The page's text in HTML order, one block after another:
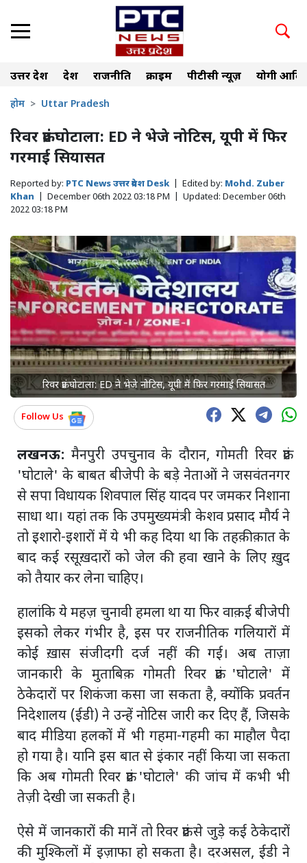
उत्तर प्रदेश देश राजनीति क्राइम पीटीसी न्यूज़ योगी
होम Uttar Pradesh
रिवर फ्रंट घोटाला: ED ने भेजे नोटिस, यूपी में फिर
गरमाई सियासत
Reported by: PTC News उत्तर प्रदेश Desk Edited by: Mohd. Zuber
Khan
December 06th 2022 03:18 PM Updated: December 06th
2022 03:18 PM
रिवर फ्रंट घोटाला: ED ने भेजे नोटिस, यूपी में फिर गरमाई सियासत
Follow Us
लखनऊ: मैनपुरी उपचुनाव के दौरान, गोमती रिवर फ्रंट
'घोटाले' के बाबत बीजेपी के बड़े नेताओं ने जसवंतनगर
से सपा विधायक शिवपाल सिंह यादव पर जमकर निशाना
साधा था। यहां तक कि उपमुख्यमंत्री केशव प्रसाद मौर्य ने
तो इशारो-इशारों में ये भी कह दिया था कि तहक़ीक़ात के
बाद कई रसूख़दारों को जेल की हवा खाने के लिए ख़ुद
को तैयार कर लेना चाहिए।
हालांकि ये महज़ चुनावी हमला था या फिर वाक़ई बीजेपी
इसको लेकर गंभीर है, इस पर राजनीतिक गलियारों में
कोई ख़ास संजीदगी दर्ज नहीं की गई। अब ताज़ा
जानकारी के मुताबिक़ गोमती रिवर फ्रंट 'घोटाले' में
ठेकेदारों पर शिकंजा कसा जा सकता है, क्योंकि प्रवर्तन
निदेशालय (ईडी) ने उन्हें नोटिस जारी कर दिए हैं, जिसके
बाद मीडिया हलकों में भी गहमा-गहमी का माहौल पैदा
हो गया है। यानि इस बात से इंकार नहीं किया जा सकता
कि अब गोमती रिवर फ्रंट 'घोटाले' की जांच में कभी भी
तेज़ी देखी जा सकती है।
ऐसे में जानकारों की मानें तो रिवर फ्रंट से जुड़े कई ठेकेदारों
की मुश्किलों में इज़ाफा हो सकता है। दरअसल, ईडी ने